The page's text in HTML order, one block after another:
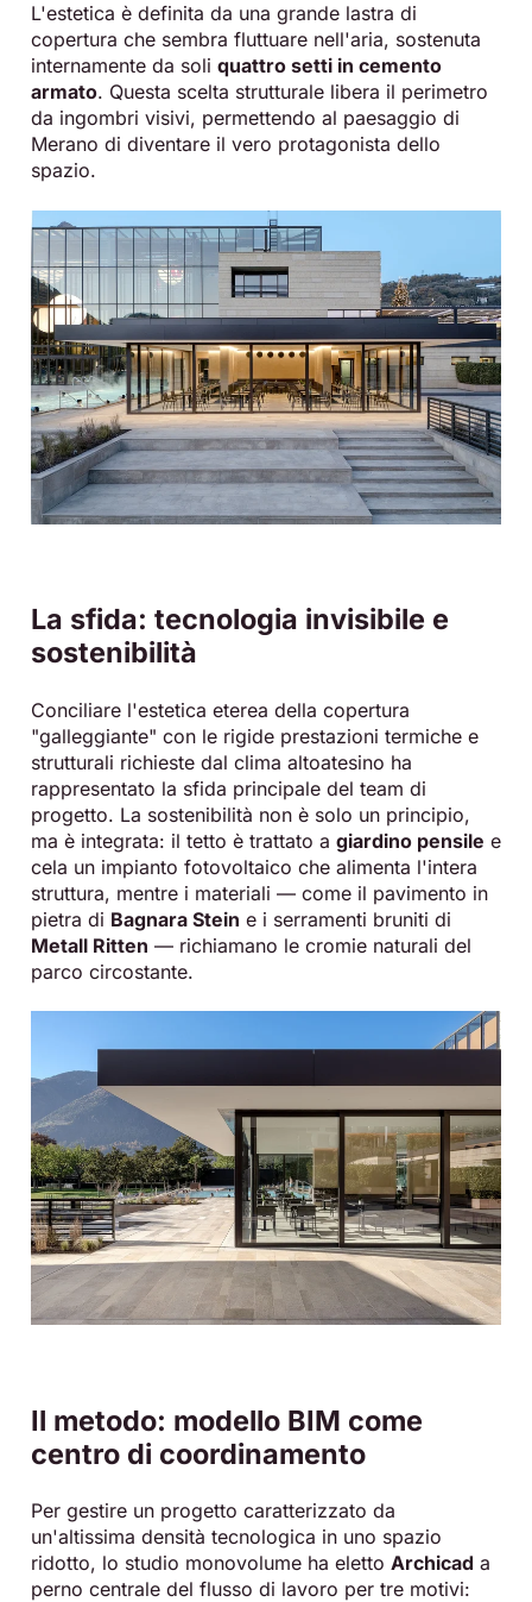
L'estetica è definita da una grande lastra di
copertura che sembra fluttuare nell'aria, sostenuta
internamente da soli quattro setti in cemento
armato. Questa scelta strutturale libera il perimetro
da ingombri visivi, permettendo al paesaggio di
Merano di diventare il vero protagonista dello
spazio.
La sfida: tecnologia invisibile e
sostenibilità
Conciliare l'estetica eterea della copertura
"galleggiante" con le rigide prestazioni termiche e
strutturali richieste dal clima altoatesino ha
rappresentato la sfida principale del team di
progetto. La sostenibilità non è solo un principio,
ma è integrata: il tetto è trattato a giardino pensile e
cela un impianto fotovoltaico che alimenta l'intera
struttura, mentre i materiali — come il pavimento in
pietra di Bagnara Stein e i serramenti bruniti di
Metall Ritten — richiamano le cromie naturali del
parco circostante.
Il metodo: modello BIM come
centro di coordinamento
Per gestire un progetto caratterizzato da
un'altissima densità tecnologica in uno spazio
ridotto, lo studio monovolume ha eletto Archicad a
perno centrale del flusso di lavoro per tre motivi: